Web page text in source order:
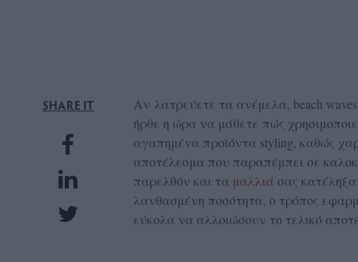
SHARE IT
Αν λατρεύετε τα ανέμελα, beach
ήρθε η ώρα να μάθετε πώς
αγαπημένα προϊόντα styling, καθώς
αποτέλεσμα που παραπέμπει σε
παρελθόν και τα μαλλιά σας
λανθασμένη ποσότητα, ο τρόπος
εύκολα να αλλοιώσουν το τελικό